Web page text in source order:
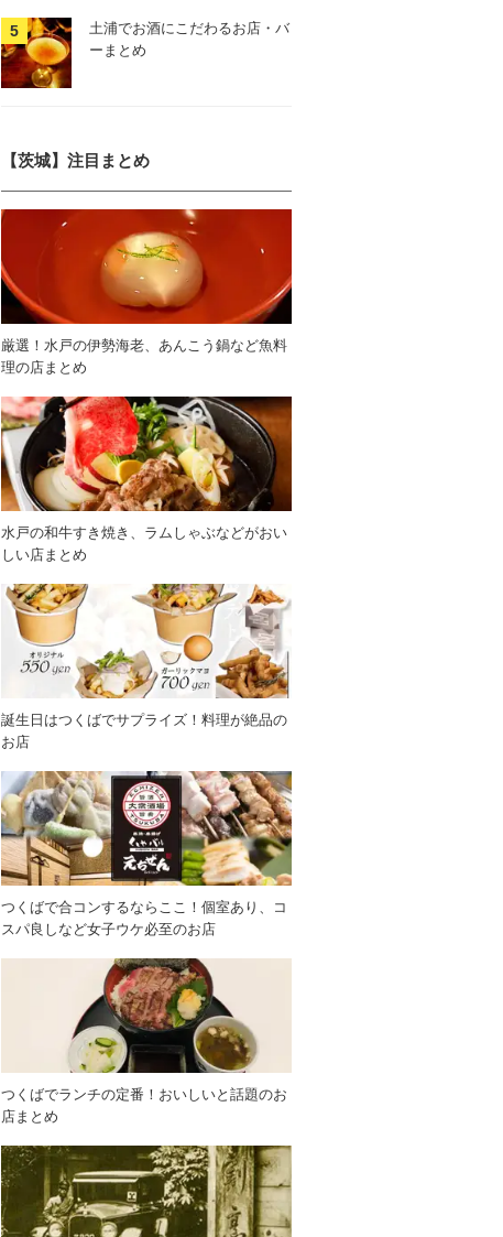
土浦でお酒にこだわるお店・バ
ーまとめ
【茨城】注目まとめ
厳選！水戸の伊勢海老、あんこう鍋など魚料
理の店まとめ
水戸の和牛すき焼き、ラムしゃぶなどがおい
しい店まとめ
誕生日はつくばでサプライズ！料理が絶品の
お店
つくばで合コンするならここ！個室あり、コ
スパ良しなど女子ウケ必至のお店
つくばでランチの定番！おいしいと話題のお
店まとめ